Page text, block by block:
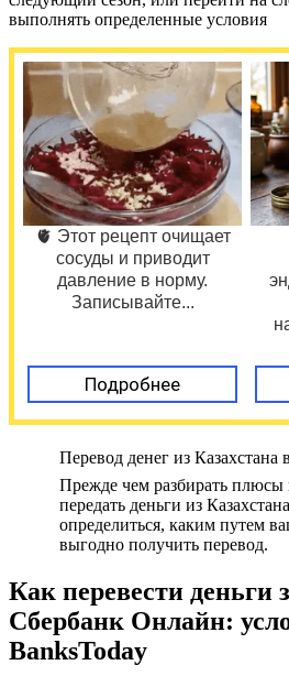
выполнять определенные условия
🫀 Этот рецепт очищает
сосуды и приводит
давление в норму.
Записывайте...
Подробнее
Перевод денег из Казахстана
Прежде чем разбирать
передать деньги из
определиться, каким путем
выгодно получить перевод.
Как перевести деньги
Сбербанк Онлайн:
BanksToday